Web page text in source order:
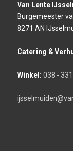
Van Lente
Burgemeester
8271 AN
Catering &
Winkel: 038 -